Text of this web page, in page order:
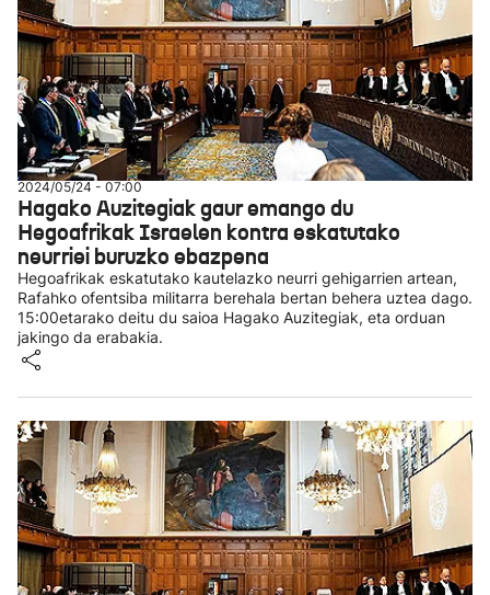
2024/05/24 - 07:00
Hagako Auzitegiak gaur emango du
Hegoafrikak Israelen kontra eskatutako
neurriei buruzko ebazpena
Hegoafrikak eskatutako kautelazko neurri gehigarrien artean,
Rafahko ofentsiba militarra berehala bertan behera uztea dago.
15:00etarako deitu du saioa Hagako Auzitegiak, eta orduan
jakingo da erabakia.